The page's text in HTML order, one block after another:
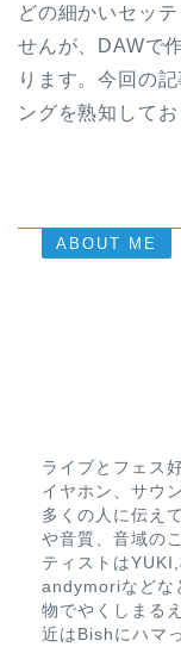
どの細かいセッ
せんが、DAWで
ります。今回の
ングを熟知して
ABOUT ME
ライブとフェス
イヤホン、サウ
多くの人に伝え
や音質、音域の
ティストは
andymoriなどな
物でやくしまる
近はBishにハマ